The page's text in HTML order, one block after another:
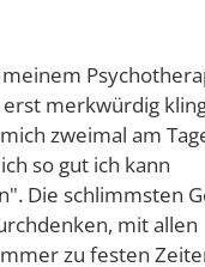
merkwürdig
zweimal am
so gut ich kann
Die schlimmsten
mit allen
zu festen